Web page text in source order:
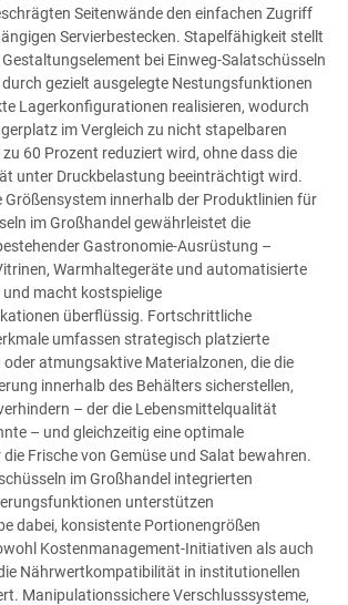
Seitenwände den einfachen Zugriff
Servierbestecken. Stapelfähigkeit stellt
bei Einweg-Salatschüsseln
gezielt ausgelegte Nestungsfunktionen
Lagerkonfigurationen realisieren, wodurch
im Vergleich zu nicht stapelbaren
60 Prozent reduziert wird, ohne dass die
unter Druckbelastung beeinträchtigt wird.
Größensystem innerhalb der Produktlinien für
im Großhandel gewährleistet die
Gastronomie-Ausrüstung –
Warmhaltegeräte und automatisierte
macht kostspielige
überflüssig. Fortschrittliche
umfassen strategisch platzierte
atmungsaktive Materialzonen, die die
innerhalb des Behälters sicherstellen,
– der die Lebensmittelqualität
– und gleichzeitig eine optimale
Frische von Gemüse und Salat bewahren.
im Großhandel integrierten
unterstützen
dabei, konsistente Portionengrößen
Kostenmanagement-Initiativen als auch
Nährwertkompatibilität in institutionellen
Manipulationssichere Verschlusssysteme,